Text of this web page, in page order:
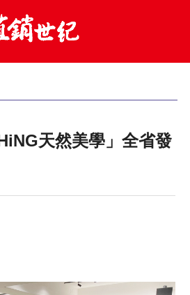
天然美學」全省發